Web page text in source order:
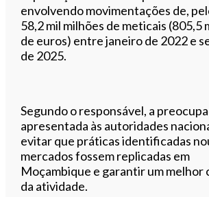
envolvendo movimentações de,
58,2 mil milhões de meticais (805,5
de euros) entre janeiro de 2022 e
de 2025.
Segundo o responsável, a
apresentada às autoridades
evitar que práticas identificadas
mercados fossem replicadas em
Moçambique e garantir um melhor
da atividade.